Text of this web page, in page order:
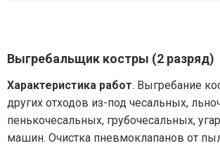
Выгребальщик костры (2 разряд)
Характеристика работ. Выгребание
других отходов из-под чесальных,
пенькочесальных, грубочесальных,
машин. Очистка пневмоклапанов от